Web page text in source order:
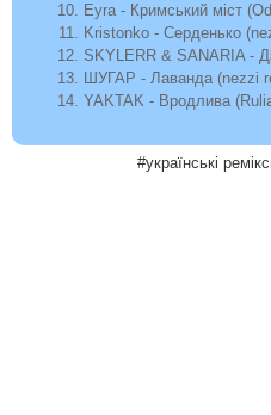
Eyra - Кримський міст
Kristonko - Серденько
SKYLERR & SANARIA -
ШУГАР - Лаванда (nezzi
YAKTAK - Вродлива
#українські